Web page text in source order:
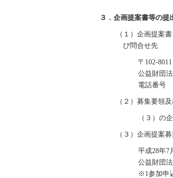
３．企画提案書等の
（１）企画提案
び問合せ先
〒102-
公益財団
電話番号
（２）募集要領
（３）の
（３）企画提案
平成28
公益財団
※1参加申